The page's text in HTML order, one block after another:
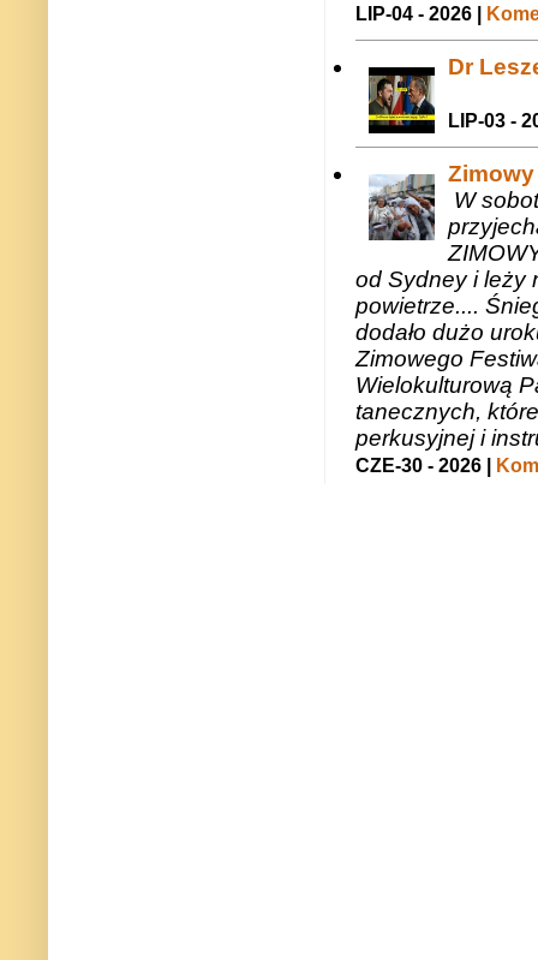
LIP-04 - 2026 |
Dr
LIP-03 -
W
od Sydney i leży
powietrze....
dodało dużo
Zimowego
Wielokulturową
tanecznych,
perkusyjnej i
CZE-30 - 2026 |